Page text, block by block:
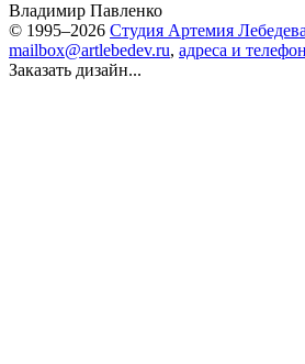
Владимир Павленко
© 1995–2026 Студия Артемия Лебедева
mailbox@artlebedev.ru, адреса и
Заказать дизайн...